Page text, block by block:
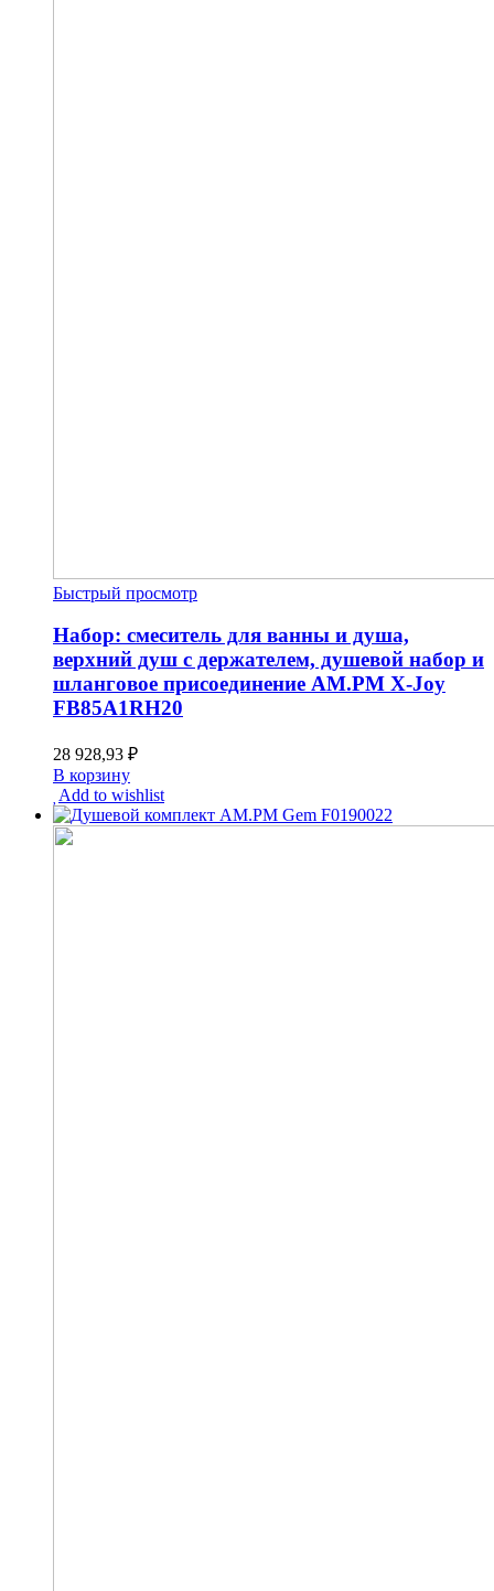
Быстрый просмотр
Набор: смеситель для ванны и душа,
верхний душ с держателем, душевой набор и
шланговое присоединение AM.PM X-Joy
FB85A1RH20
28 928,93 ₽
В корзину
Add to wishlist